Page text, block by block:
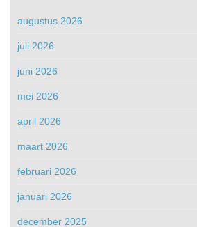
augustus 2026
juli 2026
juni 2026
mei 2026
april 2026
maart 2026
februari 2026
januari 2026
december 2025